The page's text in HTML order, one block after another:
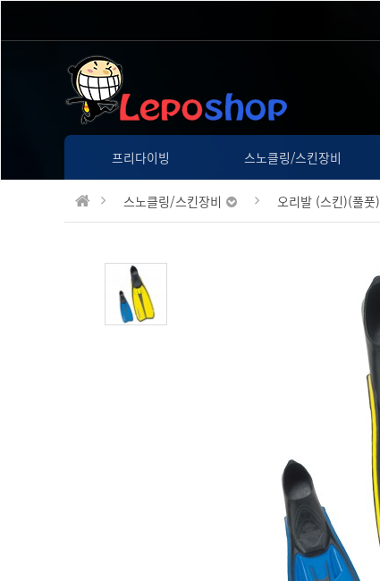
프리다이빙 스노클링/스킨장비
스노클링/스킨장비 오리발 (스킨)(풀풋)